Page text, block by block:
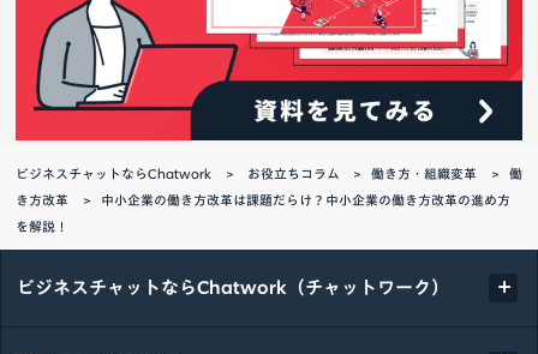
ビジネスチャットならChatwork お役立ちコラム 働き方・組織変革
働
き方改革
中小企業の働き方改革は課題だらけ？中小企業の働き方改革の進め方
を解説！
ビジネスチャットならChatwork（チャットワーク）